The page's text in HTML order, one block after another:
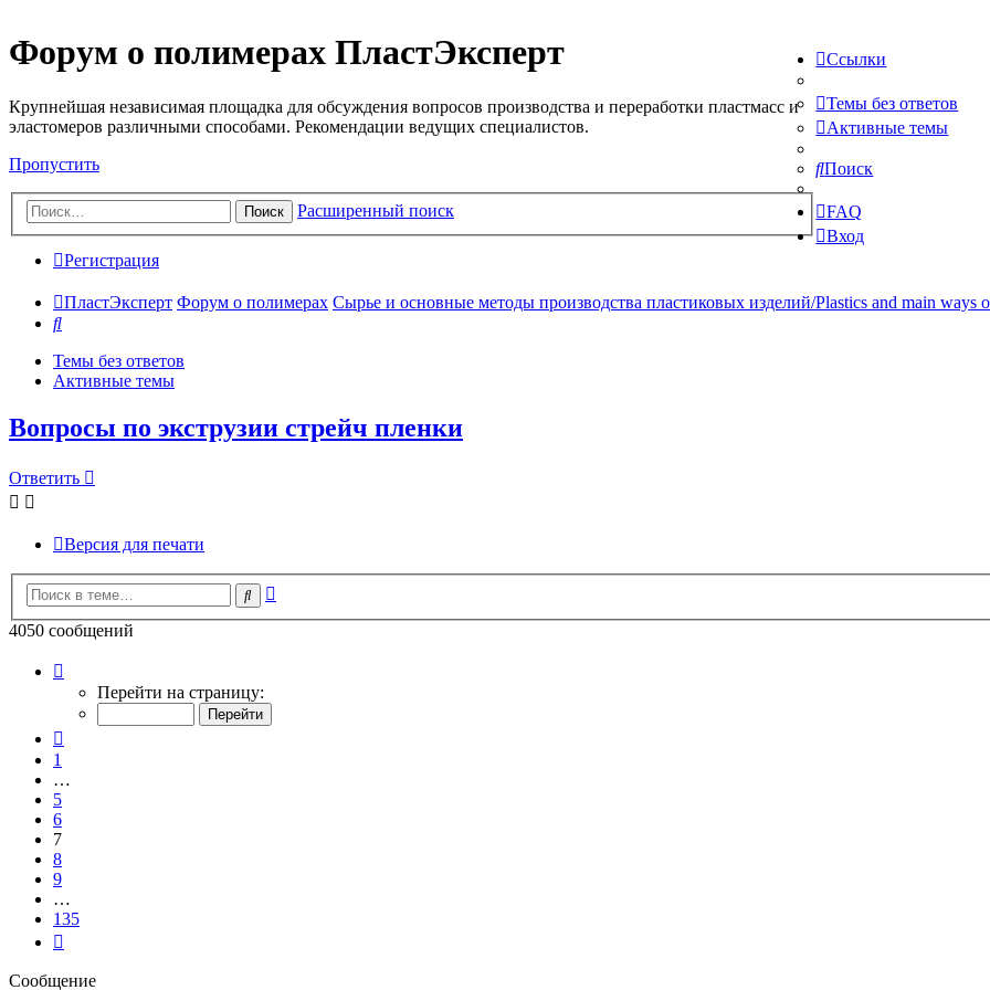
Форум о полимерах ПластЭксперт
Крупнейшая независимая площадка для обсуждения вопросов производства и переработки пластмасс и
эластомеров различными способами. Рекомендации ведущих специалистов.
Пропустить
Поиск Расширенный поиск
Ссылки
Темы без ответов
Активные темы
Поиск
FAQ
Вход
Регистрация
ПластЭксперт Форум о полимерах Сырье и основные методы производства пластиковых изделий/Plastics and main ways
Поиск
Темы без ответов
Активные темы
Вопросы по экструзии стрейч пленки
Ответить
Версия для печати
Поиск
4050 сообщений
Перейти на страницу:
1
…
5
6
7
8
9
…
135
Сообщение